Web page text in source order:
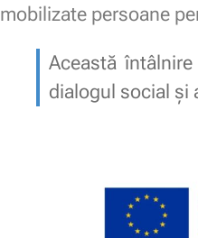
mobilizate persoane
Această
dialogul social și